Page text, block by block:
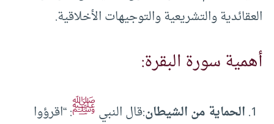
العقائدية والتشريعية والتوجيهات الأخلاقية.
أهمية سورة البقرة:
الحماية من الشيطان:قال النبيﷺ: “اقرؤوا